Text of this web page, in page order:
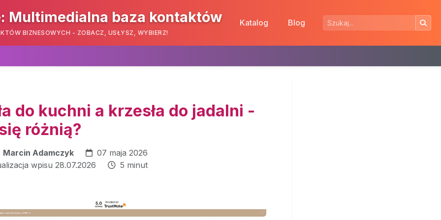
Multimedialna baza kontaktów
BIZNESOWYCH - ZOBACZ, USŁYSZ, WYBIERZ!
Katalog Blog
do kuchni a krzesła do jadalni -
różnią?
Marcin Adamczyk
07 maja 2026
wpisu 28.07.2026
5 minut